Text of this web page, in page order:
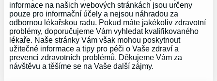
informace na našich webových stránkách jsou určeny
pouze pro informační účely a nejsou náhradou za
odbornou lékařskou radu. Pokud máte jakékoliv zdravotní
problémy, doporučujeme Vám vyhledat kvalifikovaného
lékaře. Naše stránky Vám však mohou poskytnout
užitečné informace a tipy pro péči o Vaše zdraví a
prevenci zdravotních problémů. Děkujeme Vám za
návštěvu a těšíme se na Vaše další zájmy.